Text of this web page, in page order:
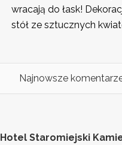
wracają do łask!
stół ze sztucznych
Najnowsze
Hotel Staromiejski